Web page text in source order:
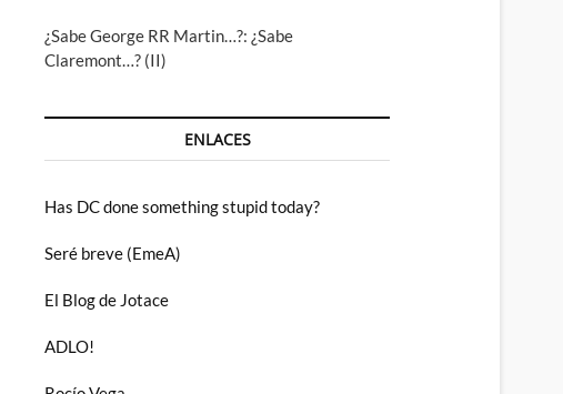
¿Sabe George RR Martin…?: ¿Sabe
Claremont…? (II)
ENLACES
Has DC done something stupid today?
Seré breve (EmeA)
El Blog de Jotace
ADLO!